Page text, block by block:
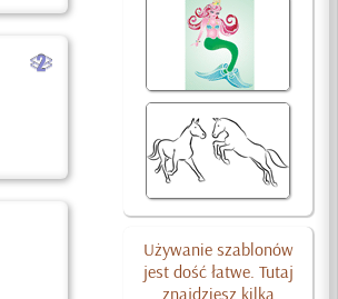
Używanie szablonów
jest dość łatwe. Tutaj
znajdziesz kilka
b